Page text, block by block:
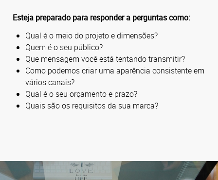
Esteja preparado para responder a perguntas como:
Qual é o meio do projeto e dimensões?
Quem é o seu público?
Que mensagem você está tentando transmitir?
Como podemos criar uma aparência consistente em
vários canais?
Qual é o seu orçamento e prazo?
Quais são os requisitos da sua marca?